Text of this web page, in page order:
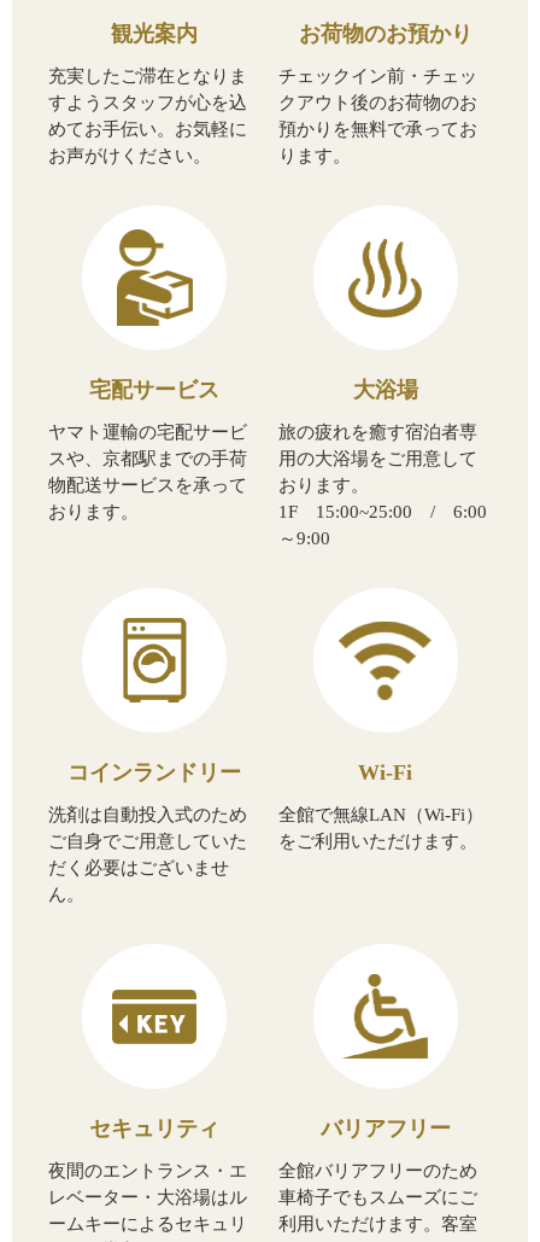
観光案内
充実したご滞在となりま
すようスタッフが心を込
めてお手伝い。お気軽に
お声がけください。
お荷物のお預かり
チェックイン前・チェッ
クアウト後のお荷物のお
預かりを無料で承ってお
ります。
宅配サービス
ヤマト運輸の宅配サービ
スや、京都駅までの手荷
物配送サービスを承って
おります。
大浴場
旅の疲れを癒す宿泊者専
用の大浴場をご用意して
おります。
1F 15:00~25:00 / 6:00
～9:00
コインランドリー
洗剤は自動投入式のため
ご自身でご用意していた
だく必要はございませ
ん。
Wi-Fi
全館で無線LAN（Wi-Fi）
をご利用いただけます。
セキュリティ
夜間のエントランス・エ
レベーター・大浴場はル
ームキーによるセキュリ
バリアフリー
全館バリアフリーのため
車椅子でもスムーズにご
利用いただけます。客室